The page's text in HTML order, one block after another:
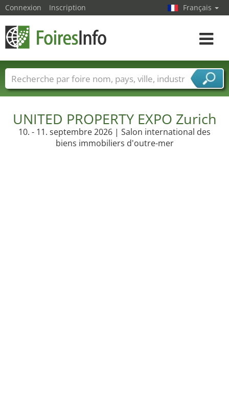
UNITED PROPERTY EXPO Zurich
10. - 11. septembre 2026 | Salon international des
biens immobiliers d'outre-mer
Connexion Inscription Français
Toggle
Foire noms Pays Villes
Secteurs de foire